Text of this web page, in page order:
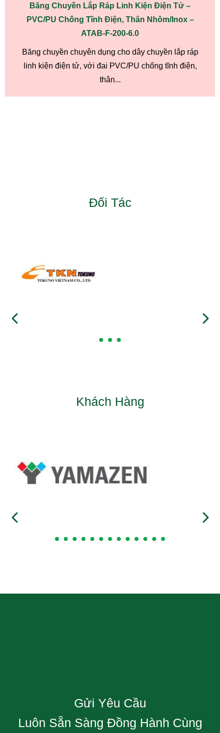
Băng Chuyền Lắp Ráp Linh Kiện Điện Tử –
PVC/PU Chống Tĩnh Điện, Thân Nhôm/Inox –
ATAB-F-200-6.0
Băng chuyền chuyên dụng cho dây chuyền lắp ráp
linh kiện điện tử, với đai PVC/PU chống tĩnh điện,
thân...
Đối Tác
Khách Hàng
Gửi Yêu Cầu
Luôn Sẵn Sàng Đồng Hành Cùng